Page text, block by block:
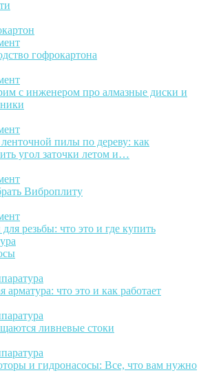
гофрокартона
с инженером про алмазные диски и
ленточной пилы по дереву: как
угол заточки летом и…
Виброплиту
резьбы: что это и где купить
арматура: что это и как работает
ливневые стоки
и гидронасосы: Все, что вам нужно